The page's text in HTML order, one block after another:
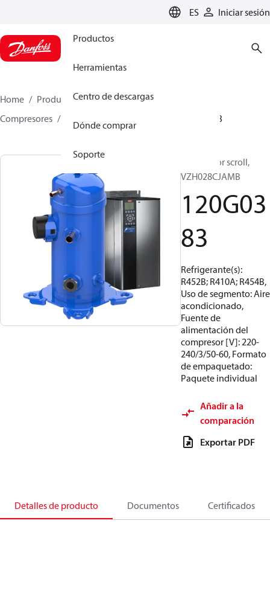
ES Iniciar sesión
Productos
Herramientas
Centro de descargas
Dónde comprar
Soporte
Home Productos
Climate Solutions for cooling
Compresores
120G0383
Compresor scroll,
VZH028CJAMB
120G03
83
Refrigerante(s):
R452B; R410A; R454B,
Uso de segmento: Aire
acondicionado,
Fuente de
alimentación del
compresor [V]: 220-
240/3/50-60, Formato
de empaquetado:
Paquete individual
Añadir a la
comparación
Exportar PDF
Detalles de producto Documentos Certificados